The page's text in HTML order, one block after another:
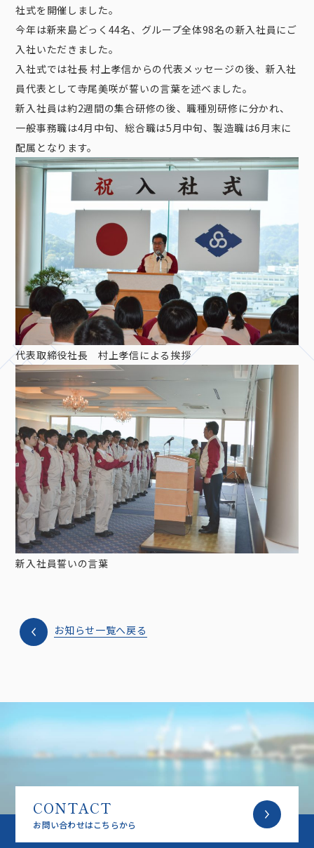
社式を開催しました。
今年は新来島どっく44名、グループ全体98名の新入社員にご
入社いただきました。
入社式では社長 村上孝信からの代表メッセージの後、新入社
員代表として寺尾美咲が誓いの言葉を述べました。
新入社員は約2週間の集合研修の後、職種別研修に分かれ、
一般事務職は4月中旬、総合職は5月中旬、製造職は6月末に
配属となります。
代表取締役社長 村上孝信による挨拶
新入社員誓いの言葉
お知らせ一覧へ戻る
CONTACT
お問い合わせはこちらから